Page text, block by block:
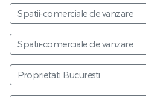
Spatii-comerciale de vanzare
Spatii-comerciale de vanzare
Proprietati Bucuresti